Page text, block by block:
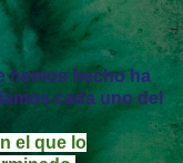
hemos hecho ha
cada uno del
el que lo